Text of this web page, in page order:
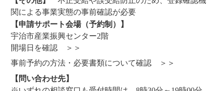
関による事業実態の事前確認が必要
【申請サポート会場（予約制）】
宇治市産業振興センター2階
開場日を確認 ＞＞
事前予約の方法・必要書類について確認 ＞＞
【問い合わせ先】